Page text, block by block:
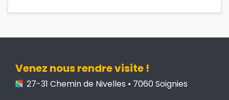
Venez nous rendre visite !
27-31 Chemin de Nivelles • 7060 Soignies